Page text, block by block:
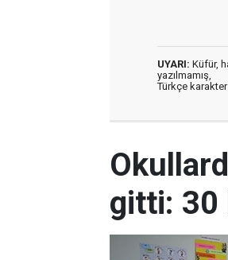
UYARI: Küfür,
yazılmamış,
Türkçe
gitti: 30